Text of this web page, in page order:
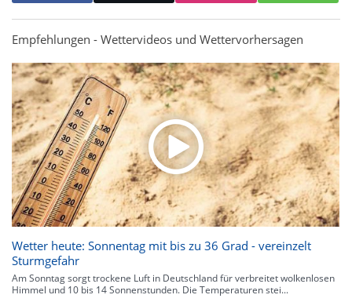
Empfehlungen - Wettervideos und Wettervorhersagen
Wetter heute: Sonnentag mit bis zu 36 Grad - vereinzelt
Sturmgefahr
Am Sonntag sorgt trockene Luft in Deutschland für verbreitet wolkenlosen
Himmel und 10 bis 14 Sonnenstunden. Die Temperaturen stei...